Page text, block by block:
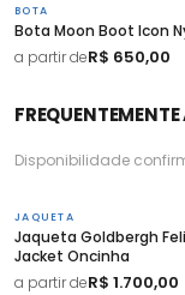
BOTA
Bota Moon Boot Icon
a partir deR$ 650,00
Disponibilidade
JAQUETA
Jaqueta Goldbergh
Jacket Oncinha
a partir deR$ 1.700,00